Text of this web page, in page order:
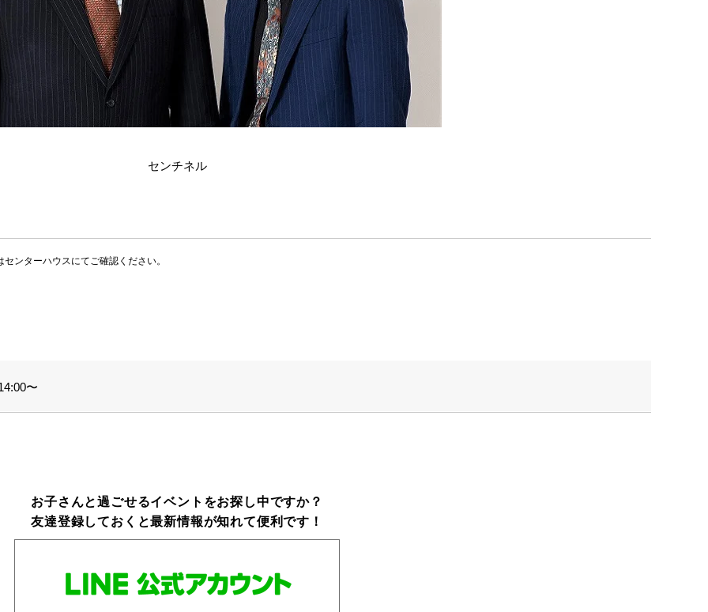
センチネル
ンターハウスにてご確認ください。
〜
お子さんと過ごせるイベントをお探し中ですか？
友達登録しておくと最新情報が知れて便利です！